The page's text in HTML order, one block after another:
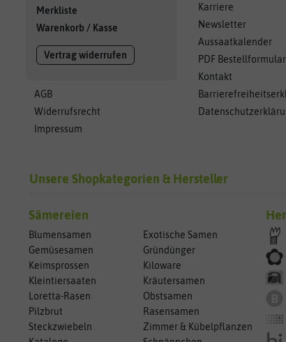
Merkliste
Warenkorb / Kasse
Vertrag widerrufen
AGB
Widerrufsrecht
Impressum
Karriere
Newsletter
Aussaatkalender
PDF Bestellformular
Kontakt
Unsere Shopkategorien & Hersteller
Sämereien
Blumensamen
Exotische Samen
Gemüsesamen
Gründünger
Keimsprossen
Kiloware
Kleintiersaaten
Kräutersamen
Loretta-Rasen
Obstsamen
Pilzbrut
Rasensamen
Steckzwiebeln
Zimmer & Kübelpflanzen